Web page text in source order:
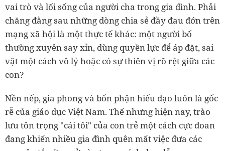
vai trò và lối sống của người cha trong gia đình. Phải
chăng đằng sau những dòng chia sẻ đầy đau đớn trên
mạng xã hội là một thực tế khác: một người bố
thường xuyên say xỉn, dùng quyền lực để áp đặt, sai
vặt một cách vô lý hoặc có sự thiên vị rõ rệt giữa các
con?
Nền nếp, gia phong và bổn phận hiếu đạo luôn là gốc
rễ của giáo dục Việt Nam. Thế nhưng hiện nay, trào
lưu tôn trọng "cái tôi" của con trẻ một cách cực đoan
đang khiến nhiều gia đình quên mất việc đưa các